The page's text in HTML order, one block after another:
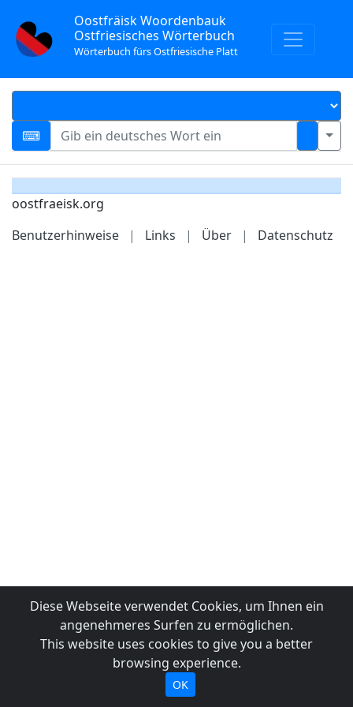
Oostfräisk Woordenbauk
Ostfriesisches Wörterbuch
Wörterbuch fürs Ostfriesische Platt
oostfraeisk.org
Benutzerhinweise
| Links | Über | Datenschutz
Diese Webseite verwendet Cookies, um Ihnen ein
angenehmeres Surfen zu ermöglichen.
This website uses cookies to give you a better
browsing experience.
OK